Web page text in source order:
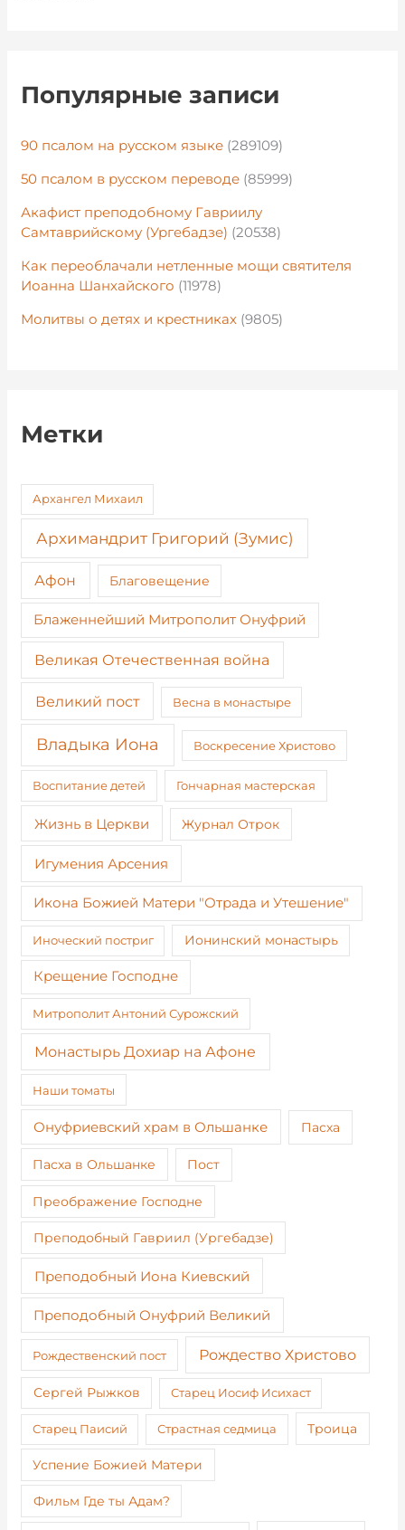
Популярные записи
90 псалом на русском языке (289109)
50 псалом в русском переводе (85999)
Акафист преподобному Гавриилу
Самтаврийскому (Ургебадзе) (20538)
Как переоблачали нетленные мощи святителя
Иоанна Шанхайского (11978)
Молитвы о детях и крестниках (9805)
Метки
Архангел Михаил
Архимандрит Григорий (Зумис)
Афон Благовещение
Блаженнейший Митрополит Онуфрий
Великая Отечественная война
Великий пост Весна в монастыре
Владыка Иона Воскресение Христово
Воспитание детей Гончарная мастерская
Жизнь в Церкви Журнал Отрок
Игумения Арсения
Икона Божией Матери "Отрада и Утешение"
Иноческий постриг Ионинский монастырь
Крещение Господне
Митрополит Антоний Сурожский
Монастырь Дохиар на Афоне
Наши томаты
Онуфриевский храм в Ольшанке Пасха
Пасха в Ольшанке Пост
Преображение Господне
Преподобный Гавриил (Ургебадзе)
Преподобный Иона Киевский
Преподобный Онуфрий Великий
Рождественский пост Рождество Христово
Сергей Рыжков Старец Иосиф Исихаст
Старец Паисий Страстная седмица Троица
Успение Божией Матери
Фильм Где ты Адам?